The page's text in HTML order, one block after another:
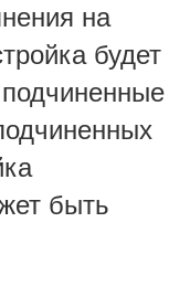
на
будет
быть